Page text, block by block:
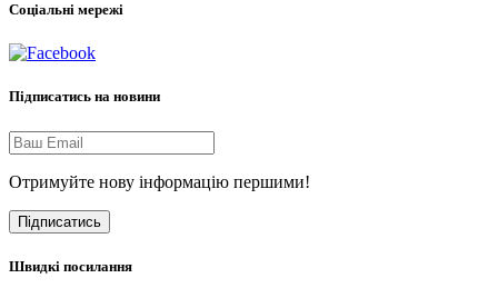
Соціальні мережі
Підписатись на новини
Отримуйте нову інформацію першими!
Підписатись
Швидкі посилання